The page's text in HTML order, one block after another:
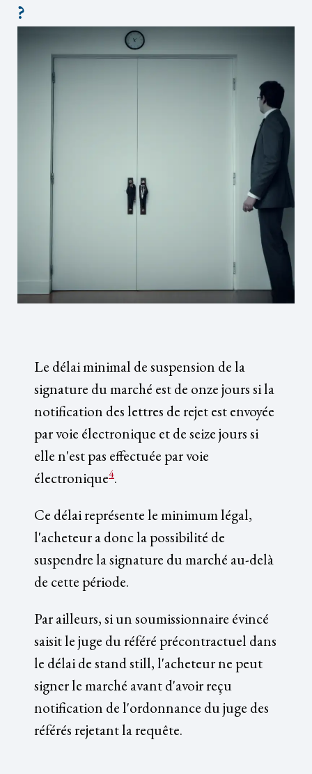
?
Le délai minimal de suspension de la
signature du marché est de onze jours si la
notification des lettres de rejet est envoyée
par voie électronique et de seize jours si
elle n'est pas effectuée par voie
électronique4.
Ce délai représente le minimum légal,
l'acheteur a donc la possibilité de
suspendre la signature du marché au-delà
de cette période.
Par ailleurs, si un soumissionnaire évincé
saisit le juge du référé précontractuel dans
le délai de stand still, l'acheteur ne peut
signer le marché avant d'avoir reçu
notification de l'ordonnance du juge des
référés rejetant la requête.